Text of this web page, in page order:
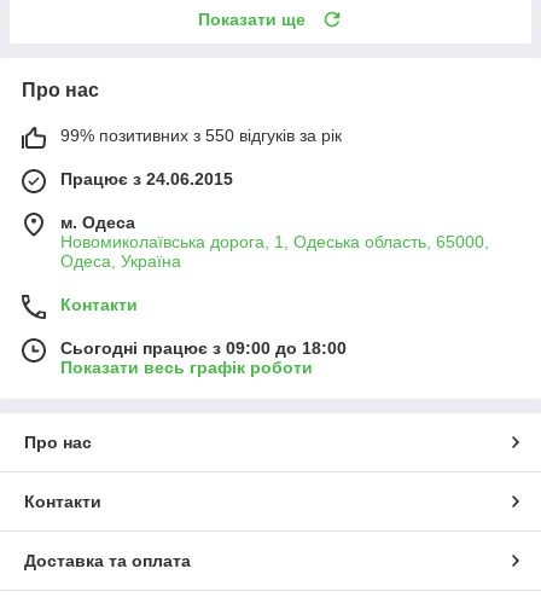
Показати ще
Про нас
99% позитивних з 550 відгуків за рік
Працює з 24.06.2015
м. Одеса
Новомиколаївська дорога, 1, Одеська область, 65000,
Одеса, Україна
Контакти
Сьогодні працює з 09:00 до 18:00
Показати весь графік роботи
Про нас
Контакти
Доставка та оплата